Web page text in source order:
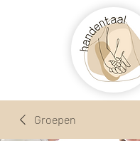
Groepen